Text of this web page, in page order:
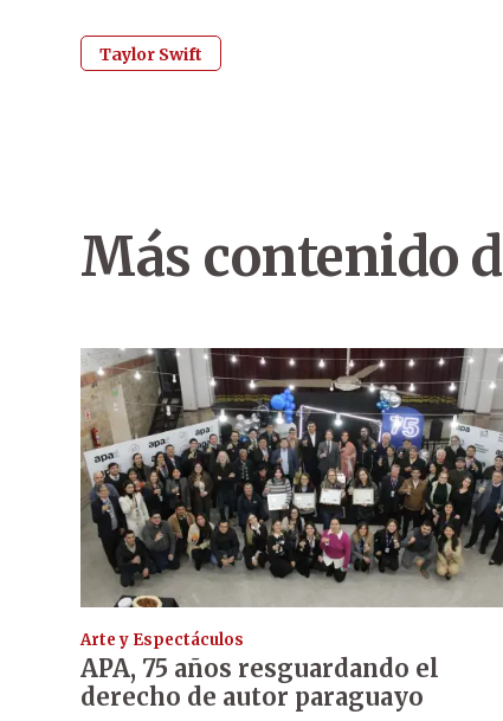
Taylor Swift
Más contenido
Arte y Espectáculos
APA, 75 años resguardando el
derecho de autor paraguayo